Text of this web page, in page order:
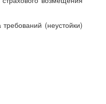
(неустойки)